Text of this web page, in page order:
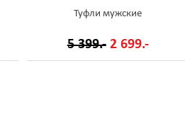
Туфли мужские
5 399.- 2 699.-